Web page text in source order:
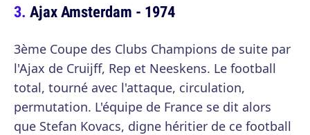
Ajax Amsterdam - 1974
3ème Coupe des Clubs Champions de suite par
l'Ajax de Cruijff, Rep et Neeskens. Le football
total, tourné avec l'attaque, circulation,
permutation. L'équipe de France se dit alors
que Stefan Kovacs, digne héritier de ce football